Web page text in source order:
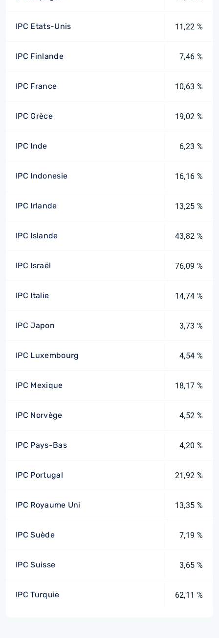
IPC Etats-Unis 11,22 %
IPC Finlande 7,46 %
IPC France 10,63 %
IPC Grèce 19,02 %
IPC Inde 6,23 %
IPC Indonesie 16,16 %
IPC Irlande 13,25 %
IPC Islande 43,82 %
IPC Israël 76,09 %
IPC Italie 14,74 %
IPC Japon 3,73 %
IPC Luxembourg 4,54 %
IPC Mexique 18,17 %
IPC Norvège 4,52 %
IPC Pays-Bas 4,20 %
IPC Portugal 21,92 %
IPC Royaume Uni 13,35 %
IPC Suède 7,19 %
IPC Suisse 3,65 %
IPC Turquie 62,11 %